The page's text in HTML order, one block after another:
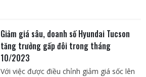
Giảm giá sâu, doanh số Hyundai Tucson
tăng trưởng gấp đôi trong tháng
10/2023
Với việc được điều chỉnh giảm giá sốc lên